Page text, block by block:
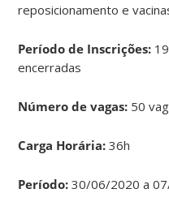
reposicionamento e
Período de Inscrições:
encerradas
Número de vagas: 50
Carga Horária: 36h
Período: 30/06/2020 a